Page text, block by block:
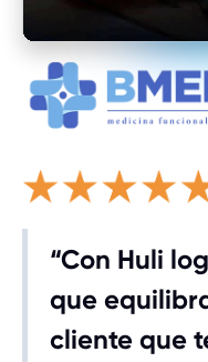
“Con Huli
que
cliente que